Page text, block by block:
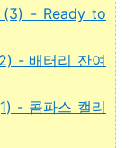
(3) - Ready to
- 배터리 잔여
- 콤파스 캘리